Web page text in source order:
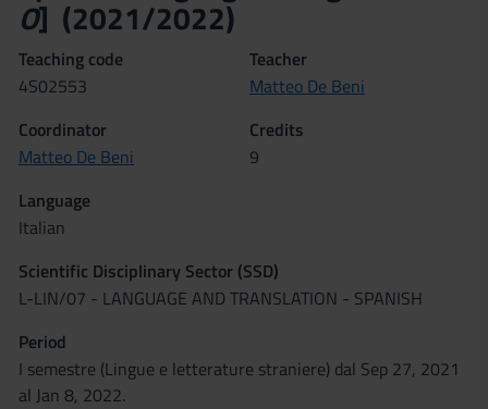
O] (2021/2022)
Teaching code
4S02553
Teacher
Matteo De Beni
Coordinator
Matteo De Beni
Credits
9
Language
Italian
Scientific Disciplinary Sector (SSD)
L-LIN/07 - LANGUAGE AND TRANSLATION - SPANISH
Period
I semestre (Lingue e letterature straniere) dal Sep 27, 2021
al Jan 8, 2022.